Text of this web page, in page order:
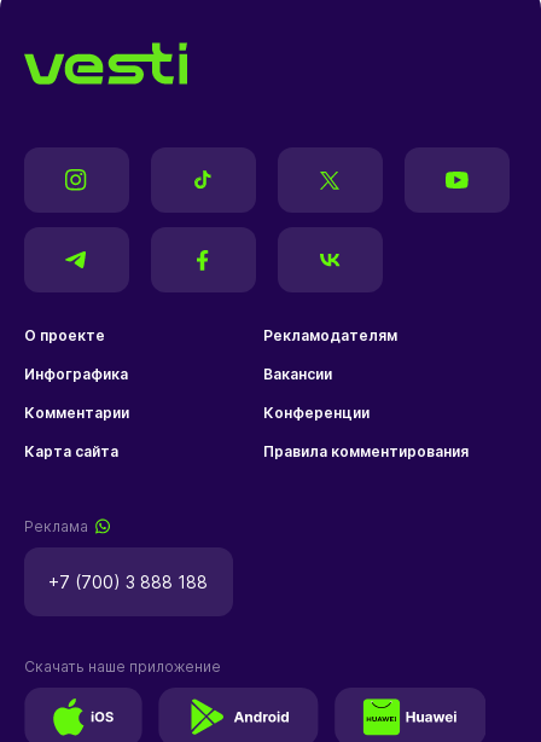
О проекте Рекламодателям
Инфографика Вакансии
Комментарии Конференции
Карта сайта Правила комментирования
Реклама
+7 (700) 3 888 188
Скачать наше приложение